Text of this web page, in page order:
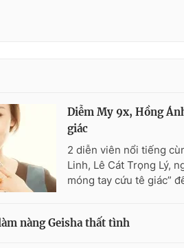
Diễm My 9x, Hồng
giác
2 diễn viên nổi tiếng
Linh, Lê Cát Trọng Lý,
móng tay cứu tê giác”
nàng Geisha thất tình